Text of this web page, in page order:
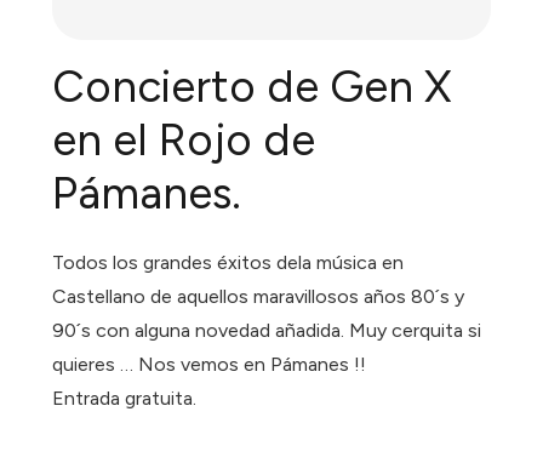
Concierto de Gen X
en el Rojo de
Pámanes.
Todos los grandes éxitos dela música en
Castellano de aquellos maravillosos años 80´s y
90´s con alguna novedad añadida. Muy cerquita si
quieres … Nos vemos en Pámanes !!
Entrada gratuita.